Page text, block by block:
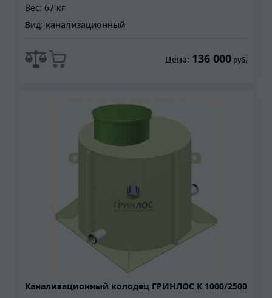
Вес: 67 кг
Вид: канализационный
Цена: 136 000 руб.
Канализационный колодец ГРИНЛОС К 1000/2500